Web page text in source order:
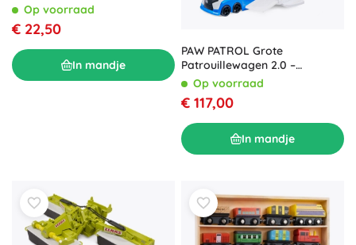
Op voorraad
€ 22,50
In mandje
PAW PATROL Grote
Patrouillewagen 2.0 –
vrachtwagen met Ryders
quad
Op voorraad
€ 117,00
In mandje